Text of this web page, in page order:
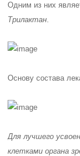
Одним из них
Трилактан.
Основу состава
Для лучшего
клетками органа